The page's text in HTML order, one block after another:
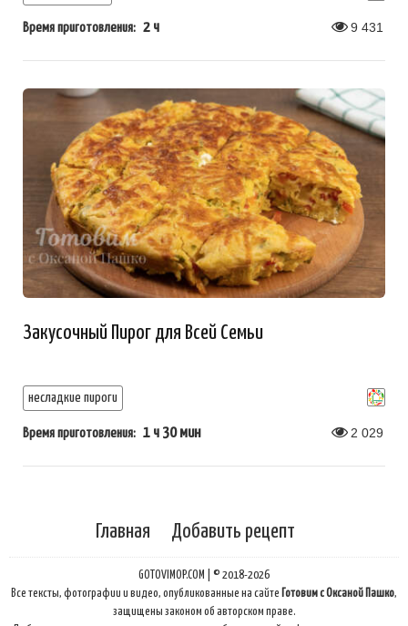
Время приготовления: 2 ч 9 431
Закусочный Пирог для Всей Семьи
несладкие пироги
Время приготовления: 1 ч 30 мин 2 029
Главная Добавить рецепт
GOTOVIMOP.COM | © 2018-2026
Все тексты, фотографии и видео, опубликованные на сайте Готовим с Оксаной Пашко,
защищены законом об авторском праве.